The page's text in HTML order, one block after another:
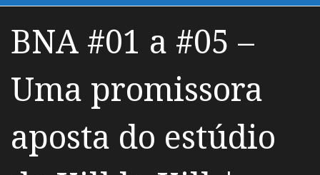
BNA #01 a #05 –
Uma promissora
aposta do estúdio